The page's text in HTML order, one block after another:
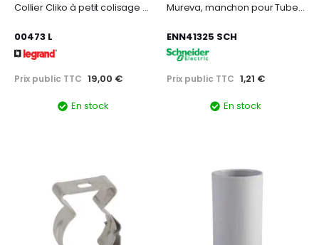
Collier Cliko à petit colisage Ø32mm - inox
00473 L
Prix public TTC 19,00 €
En stock
Mureva, manchon pour Tube 3321 - Gris - Ø25 mm
ENN41325 SCH
Prix public TTC 1,21 €
En stock